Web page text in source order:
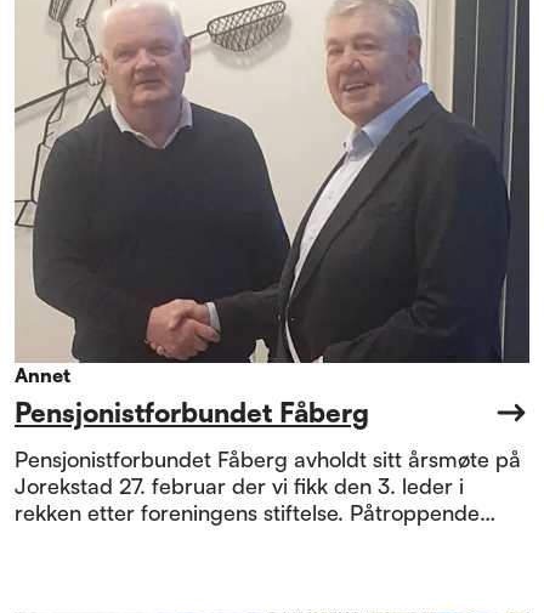
Annet
Pensjonistforbundet Fåberg
Pensjonistforbundet Fåberg avholdt sitt årsmøte på
Jorekstad 27. februar der vi fikk den 3. leder i
rekken etter foreningens stiftelse. Påtroppende